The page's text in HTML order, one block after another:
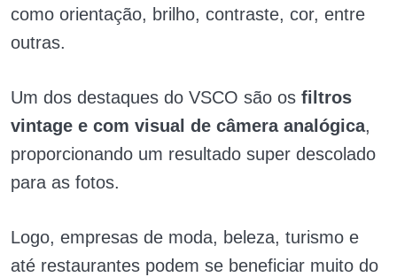
como orientação, brilho, contraste, cor, entre
outras.
Um dos destaques do VSCO são os filtros
vintage e com visual de câmera analógica,
proporcionando um resultado super descolado
para as fotos.
Logo, empresas de moda, beleza, turismo e
até restaurantes podem se beneficiar muito do